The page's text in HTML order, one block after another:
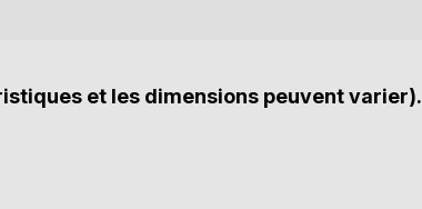
et les dimensions peuvent varier).